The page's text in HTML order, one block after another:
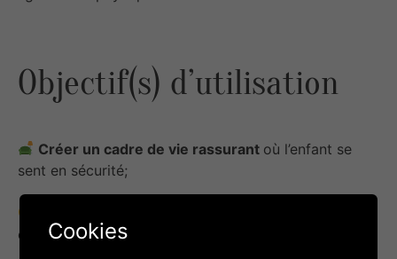
Objectif(s) d’utilisation
Créer un cadre de vie rassurant où l’enfant se
sent en sécurité;
excessives;
Cookies